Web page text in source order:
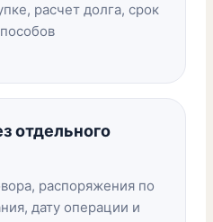
расчет долга, срок
отдельного
распоряжения по
дату операции и